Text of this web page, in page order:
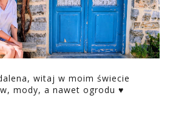
witaj w moim świecie
mody, a nawet ogrodu ♥